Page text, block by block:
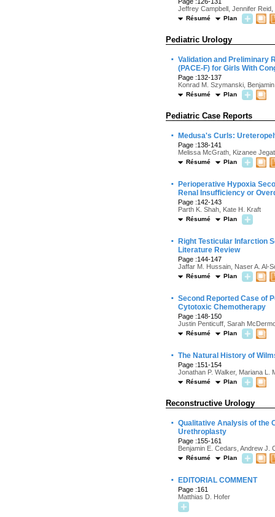
Jeffrey Campbell, Jennifer
Résumé Plan
Pediatric Urology
· Validation and Preliminary
(PACE-F) for Girls With
Page :132-137
Konrad M. Szymanski,
Résumé Plan
Pediatric Case Reports
· Medusa's Curls:
Page :138-141
Melissa McGrath, Kizanee
Résumé Plan
·
Perioperative Hypoxia
Renal Insufficiency or
Page :142-143
Parth K. Shah, Kate H. Kraft
Résumé Plan
·
Right Testicular Infarction
Literature Review
Page :144-147
Jaffar M. Hussain, Naser A. Al-
Résumé Plan
· Second Reported Case of
Cytotoxic Chemotherapy
Page :148-150
Justin Penticuff, Sarah
Résumé Plan
· The Natural History of
Page :151-154
Jonathan P. Walker, Mariana L.
Résumé Plan
Reconstructive Urology
· Qualitative Analysis of the
Urethroplasty
Page :155-161
Benjamin E. Cedars, Andrew J.
Résumé Plan
· EDITORIAL COMMENT
Page :161
Matthias D. Hofer